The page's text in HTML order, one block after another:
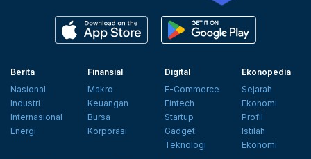
Berita
Nasional
Industri
Internasional
Energi
Finansial
Makro
Keuangan
Bursa
Korporasi
Digital
E-Commerce
Fintech
Startup
Gadget
Teknologi
Ekonopedia
Sejarah
Ekonomi
Profil
Istilah
Ekonomi